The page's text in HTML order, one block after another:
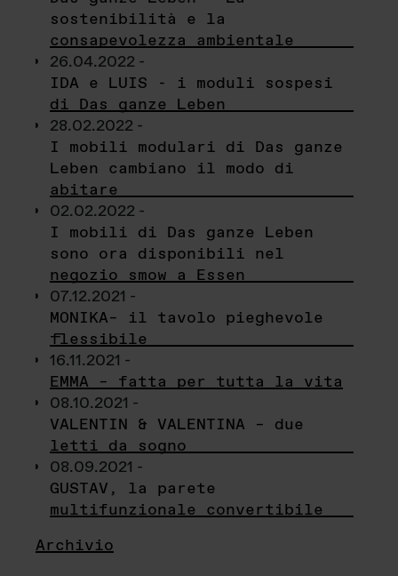
sostenibilità e la
consapevolezza ambientale
26.04.2022 -
IDA e LUIS - i moduli sospesi
di Das ganze Leben
28.02.2022 -
I mobili modulari di Das ganze
Leben cambiano il modo di
abitare
02.02.2022 -
I mobili di Das ganze Leben
sono ora disponibili nel
negozio smow a Essen
07.12.2021 -
MONIKA– il tavolo pieghevole
flessibile
16.11.2021 -
EMMA – fatta per tutta la vita
08.10.2021 -
VALENTIN & VALENTINA – due
letti da sogno
08.09.2021 -
GUSTAV, la parete
multifunzionale convertibile
Archivio